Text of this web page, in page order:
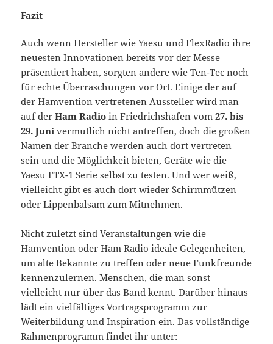
Fazit
Auch wenn Hersteller wie Yaesu und FlexRadio ihre
neuesten Innovationen bereits vor der Messe
präsentiert haben, sorgten andere wie Ten-Tec noch
für echte Überraschungen vor Ort. Einige der auf
der Hamvention vertretenen Aussteller wird man
auf derHam Radio in Friedrichshafen vom27. bis
29. Juni vermutlich nicht antreffen, doch die großen
Namen der Branche werden auch dort vertreten
sein und die Möglichkeit bieten, Geräte wie die
Yaesu FTX-1 Serie selbst zu testen. Und wer weiß,
vielleicht gibt es auch dort wieder Schirmmützen
oder Lippenbalsam zum Mitnehmen.
Nicht zuletzt sind Veranstaltungen wie die
Hamvention oder Ham Radio ideale Gelegenheiten,
um alte Bekannte zu treffen oder neue Funkfreunde
kennenzulernen. Menschen, die man sonst
vielleicht nur über das Band kennt. Darüber hinaus
lädt ein vielfältiges Vortragsprogramm zur
Weiterbildung und Inspiration ein. Das vollständige
Rahmenprogramm findet ihr unter: